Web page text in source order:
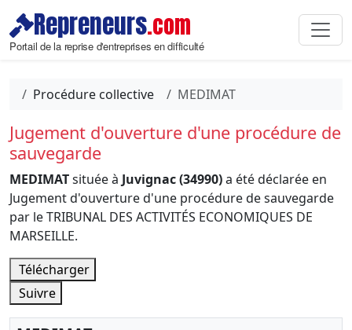
Repreneurs.com
Portail de la reprise d'entreprises en difficulté
Procédure collective MEDIMAT
Jugement d'ouverture d'une procédure de
sauvegarde
MEDIMATsituée à Juvignac (34990)a été déclarée en
Jugement d'ouverture d'une procédure de sauvegarde
par le TRIBUNAL DES ACTIVITÉS ECONOMIQUES DE
MARSEILLE.
Télécharger
Suivre